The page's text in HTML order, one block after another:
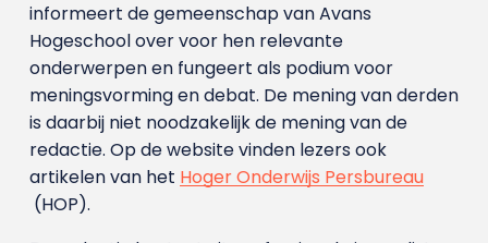
informeert de gemeenschap van Avans
Hogeschool over voor hen relevante
onderwerpen en fungeert als podium voor
meningsvorming en debat. De mening van derden
is daarbij niet noodzakelijk de mening van de
redactie. Op de website vinden lezers ook
artikelen van het Hoger Onderwijs Persbureau
(HOP).